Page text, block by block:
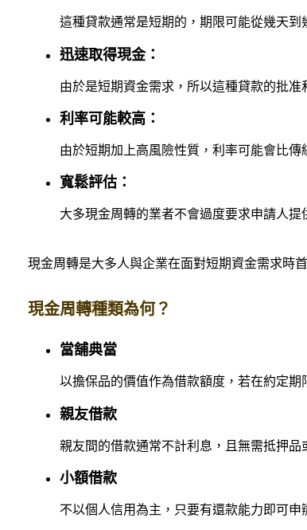
這種貸款通常是短期的，期限可能從幾天到
迅速取得現金：
由於是短期資金需求，所以這種貸款的批准
利率可能較高：
由於短期加上高風險性質，利率可能會比傳
寬鬆評估：
大多現金周轉的業者不會過度要求申請人提
現金周轉是大多人與企業在面對短期資金需求時
現金周轉種類為何？
當舖典當
以擔保品的價值作為借款額度，若在約定
親友借款
親友間的借款通常不計利息，且無需抵押
小額借款
不以個人信用為主，只要有還款能力即可